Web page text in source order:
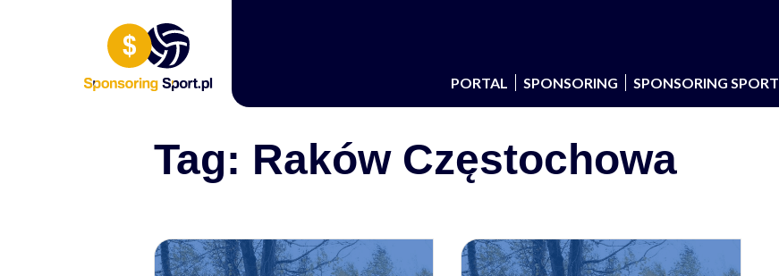
PORTAL
SPONSORING SPONSORING SPORT
Tag: Raków Częstochowa